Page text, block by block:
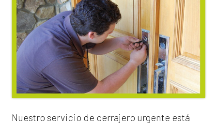
Nuestro servicio de cerrajero urgente está